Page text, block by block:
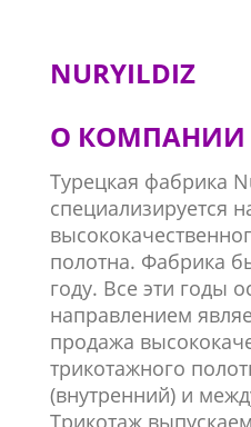
NURYILDIZ
О КОМПАНИИ
Турецкая фабрика
специализируется
полотна. Фабрика
году. Все эти годы
направлением
продажа
трикотажного
(внутренний) и
Трикотаж